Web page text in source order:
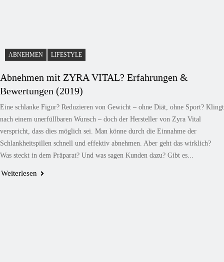
ABNEHMEN LIFESTYLE
Abnehmen mit ZYRA VITAL? Erfahrungen &
Bewertungen (2019)
Eine schlanke Figur? Reduzieren von Gewicht – ohne Diät, ohne Sport? Klingt
nach einem unerfüllbaren Wunsch – doch der Hersteller von Zyra Vital
verspricht, dass dies möglich sei. Man könne durch die Einnahme der
Schlankheitspillen schnell und effektiv abnehmen. Aber geht das wirklich?
Was steckt in dem Präparat? Und was sagen Kunden dazu? Gibt es...
Weiterlesen